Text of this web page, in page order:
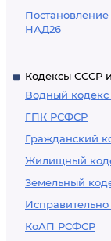
НАД26
Кодексы СССР
Водный
ГПК РСФСР
Гражданский
Жилищный
Земельный
КоАП РСФСР